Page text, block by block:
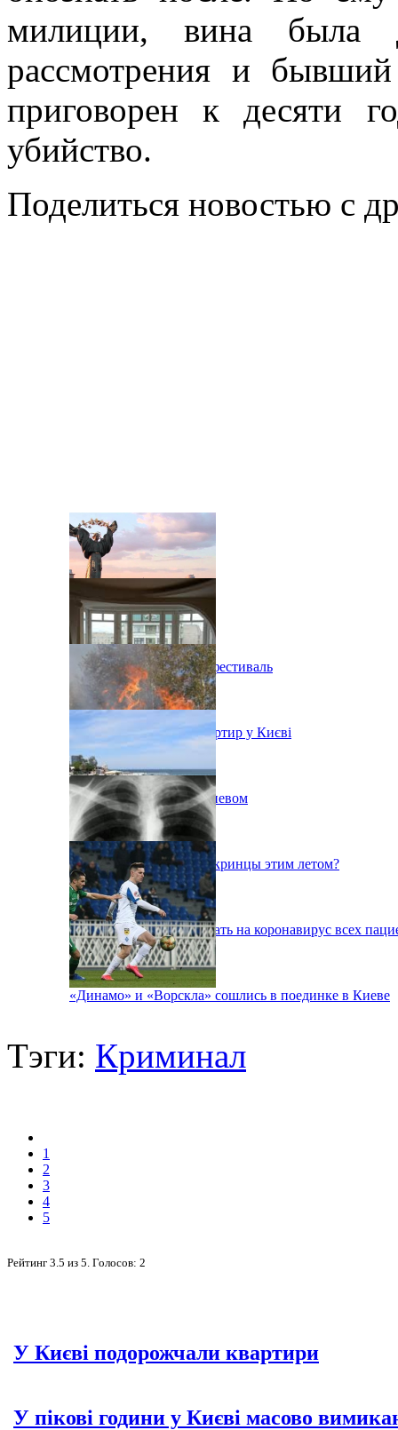
милиции, вина была
рассмотрения и
приговорен к десяти
убийство.
Поделиться новостью с
В Киеве состоится эко-фестиваль
Ситуація з орендою квартир у Києві
Пожар на свалке под Киевом
Куда поедут отдыхать укринцы этим летом?
В Киеве будут тестировать на коронавирус всех
«Динамо» и «Ворскла» сошлись в поединке в Киеве
Тэги: Криминал
1
2
3
4
5
Рейтинг 3.5 из 5 . Голосов: 2
У Києві подорожчали квартири
У пікові години у Києві масово